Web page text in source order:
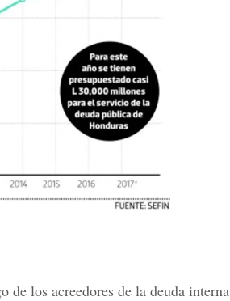
de los acreedores de la deuda interna